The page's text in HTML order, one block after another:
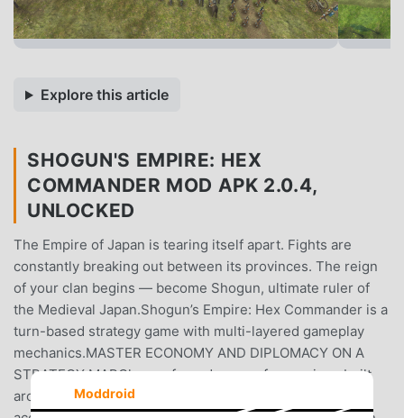
Explore this article
SHOGUN'S EMPIRE: HEX
COMMANDER MOD APK 2.0.4,
UNLOCKED
The Empire of Japan is tearing itself apart. Fights are
constantly breaking out between its provinces. The reign
of your clan begins — become Shogun, ultimate ruler of
the Medieval Japan.Shogun’s Empire: Hex Commander is a
turn-based strategy game with multi-layered gameplay
mechanics.MASTER ECONOMY AND DIPLOMACY ON A
STRATEGY MAPChoose from dozens of campaigns built
around 15 historical clans. Conquer provinces and gain
Moddroid